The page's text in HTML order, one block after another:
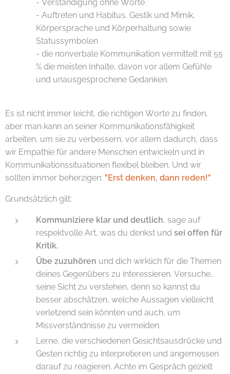
- Verständigung ohne Worte
- Auftreten und Habitus, Gestik und Mimik,
Körpersprache und Körperhaltung sowie
Statussymbolen
- die nonverbale Kommunikation vermittelt mit 55
% die meisten Inhalte, davon vor allem Gefühle
und unausgesprochene Gedanken.
Es ist nicht immer leicht, die richtigen Worte zu finden,
aber man kann an seiner Kommunikationsfähigkeit
arbeiten, um sie zu verbessern, vor allem dadurch, dass
wir Empathie für andere Menschen entwickeln und in
Kommunikationssituationen flexibel bleiben. Und wir
sollten immer beherzigen: "Erst denken, dann reden!"
Grundsätzlich gilt:
Kommuniziere klar und deutlich, sage auf
respektvolle Art, was du denkst und sei offen für
Kritik.
Übe zuzuhören und dich wirklich für die Themen
deines Gegenübers zu interessieren. Versuche,
seine Sicht zu verstehen, denn so kannst du
besser abschätzen, welche Aussagen vielleicht
verletzend sein könnten und auch, um
Missverständnisse zu vermeiden.
Lerne, die verschiedenen Gesichtsausdrücke und
Gesten richtig zu interpretieren und angemessen
darauf zu reagieren. Achte im Gespräch gezielt